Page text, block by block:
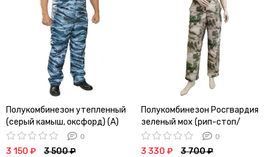
Полукомбинезон утепленный
(серый камыш, оксфорд) (А)
0
3 150 ₽ 3 500 ₽
Полукомбинезон Росгвардия
зеленый мох (рип-стоп/
мембрана/холофайбер) (А)
0
3 330 ₽ 3 700 ₽